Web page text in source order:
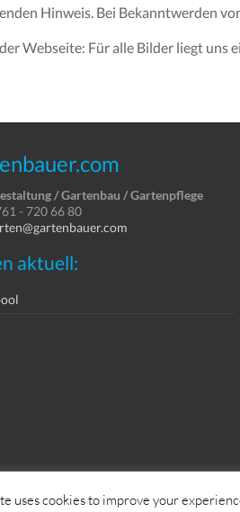
Hinweis. Bei Bekanntwerden
Webseite: Für alle Bilder liegt uns
/ Gartenbau / Gartenpflege
- 720 66 80
aktuell:
uses cookies to improve your